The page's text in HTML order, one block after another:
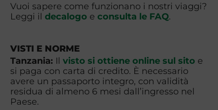
Vuoi sapere come funzionano i nostri viaggi?
Leggi il decalogo e consulta le FAQ.
VISTI E NORME
Tanzania: Il visto si ottiene online sul sito e
si paga con carta di credito. È necessario
avere un passaporto integro, con validità
residua di almeno 6 mesi dall’ingresso nel
Paese.